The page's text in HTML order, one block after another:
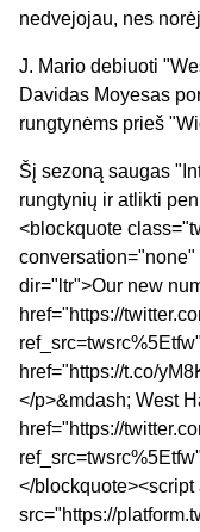
nedvejojau, nes
J. Mario debiuoti
Davidas Moyesas
rungtynėms prieš
Šį sezoną saugas
rungtynių ir atlikti
<blockquote
dir="ltr">Our new
href="https://
href="https://t.co/
</p>&mdash; West
href="https://
</blockquote><script
src="https://